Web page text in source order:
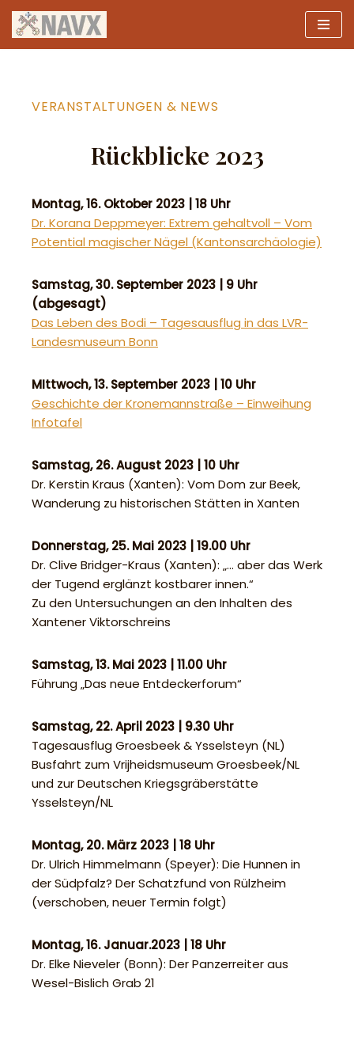
Zum
VERANSTALTUNGEN & NEWS
Rückblicke 2023
Montag, 16. Oktober 2023 | 18 Uhr
Dr. Korana Deppmeyer: Extrem gehaltvoll – Vom
Potential magischer Nägel (Kantonsarchäologie)
Samstag, 30. September 2023 | 9 Uhr
(abgesagt)
Das Leben des Bodi – Tagesausflug in das LVR-
Landesmuseum Bonn
MIttwoch, 13. September 2023 | 10 Uhr
Geschichte der Kronemannstraße – Einweihung
Infotafel
Samstag, 26. August 2023 | 10 Uhr
Dr. Kerstin Kraus (Xanten): Vom Dom zur Beek,
Wanderung zu historischen Stätten in Xanten
Donnerstag, 25. Mai 2023 | 19.00 Uhr
Dr. Clive Bridger-Kraus (Xanten): „… aber das Werk
der Tugend erglänzt kostbarer innen.“
Zu den Untersuchungen an den Inhalten des
Xantener Viktorschreins
Samstag, 13. Mai 2023 | 11.00 Uhr
Führung „Das neue Entdeckerforum“
Samstag, 22. April 2023 | 9.30 Uhr
Tagesausflug Groesbeek & Ysselsteyn (NL)
Busfahrt zum Vrijheidsmuseum Groesbeek/NL
und zur Deutschen Kriegsgräberstätte
Ysselsteyn/NL
Montag, 20. März 2023 | 18 Uhr
Dr. Ulrich Himmelmann (Speyer): Die Hunnen in
der Südpfalz? Der Schatzfund von Rülzheim
(verschoben, neuer Termin folgt)
Montag, 16. Januar.2023 | 18 Uhr
Dr. Elke Nieveler (Bonn): Der Panzerreiter aus
Wesel-Bislich Grab 21